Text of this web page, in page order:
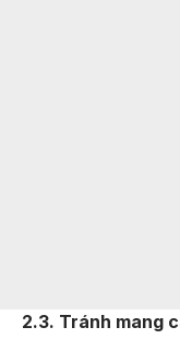
2.3. Tránh mang